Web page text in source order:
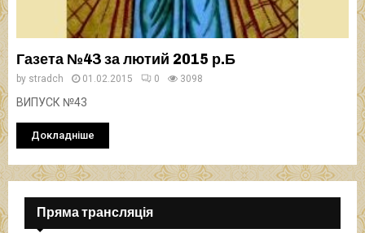
Газета №43 за лютий 2015 р.Б
by stradch 01.02.2015 0 3098
ВИПУСК №43
Докладніше
Пряма трансляція